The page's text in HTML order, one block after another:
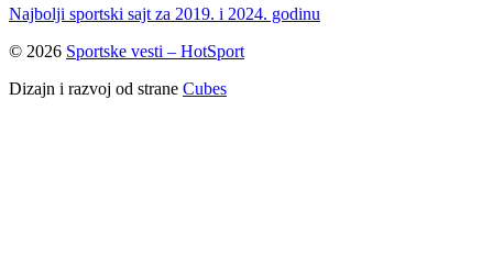
Najbolji sportski sajt za 2019. i 2024. godinu
© 2026 Sportske vesti – HotSport
Dizajn i razvoj od strane Cubes